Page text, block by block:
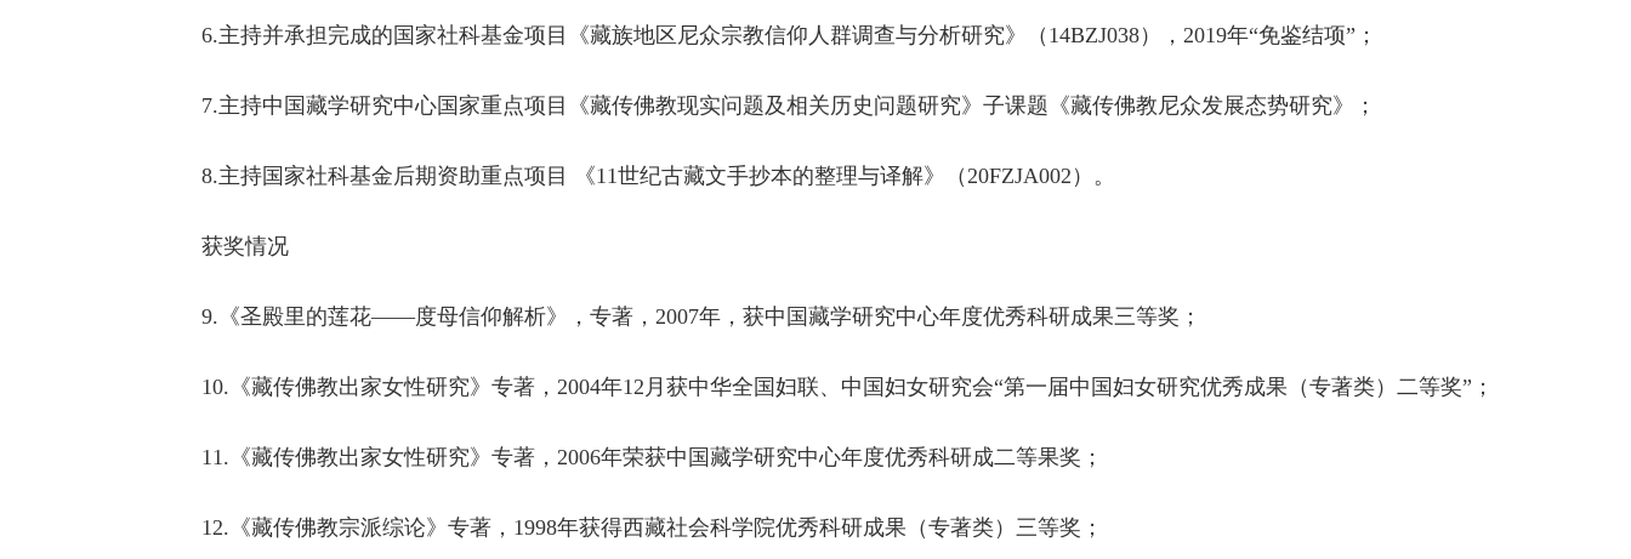
6.主持并承担完成的国家社科基金项目《藏族地区尼众宗教信仰人群调查与分析研究》（14BZJ038），2019年“免鉴结项”；
7.主持中国藏学研究中心国家重点项目《藏传佛教现实问题及相关历史问题研究》子课题《藏传佛教尼众发展态势研究》；
8.主持国家社科基金后期资助重点项目 《11世纪古藏文手抄本的整理与译解》（20FZJA002）。
获奖情况
9.《圣殿里的莲花——度母信仰解析》，专著，2007年，获中国藏学研究中心年度优秀科研成果三等奖；
10.《藏传佛教出家女性研究》专著，2004年12月获中华全国妇联、中国妇女研究会“第一届中国妇女研究优秀成果（专著类）二等奖”；
11.《藏传佛教出家女性研究》专著，2006年荣获中国藏学研究中心年度优秀科研成二等果奖；
12.《藏传佛教宗派综论》专著，1998年获得西藏社会科学院优秀科研成果（专著类）三等奖；